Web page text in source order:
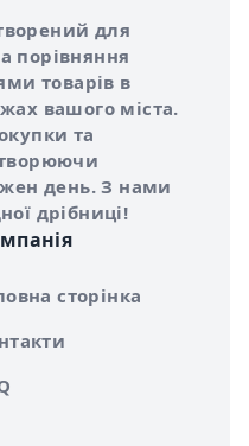
для
порівняння
товарів в
вашого міста.
та
день. З нами
дрібниці!
сторінка